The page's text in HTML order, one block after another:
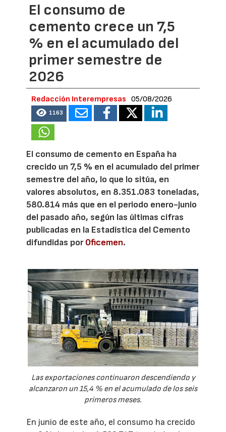
El consumo de
cemento crece un 7,5
% en el acumulado del
primer semestre de
2026
Redacción Interempresas 05/08/2026
1163
El consumo de cemento en España ha
crecido un 7,5 % en el acumulado del primer
semestre del año, lo que lo sitúa, en
valores absolutos, en 8.351.083 toneladas,
580.814 más que en el periodo enero-junio
del pasado año, según las últimas cifras
publicadas en la Estadística del Cemento
difundidas porOficemen.
Las exportaciones continuaron descendiendo y
alcanzaron un 15,4 % en el acumulado de los seis
primeros meses.
En junio de este año, el consumo ha crecido